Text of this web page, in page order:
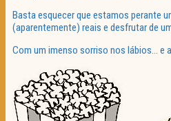
Basta esquecer que estamos perante
(aparentemente) reais e desfrutar de
Com um imenso sorriso nos lábios… e